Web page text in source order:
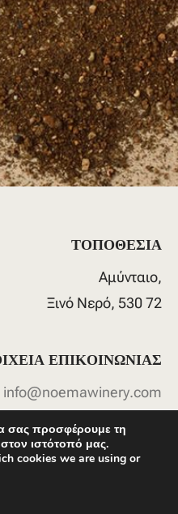
ΤΟΠΟΘΕΣΙΑ
Αμύνταιο,
Ξινό Νερό, 53072
ΕΠΙΚΟΙΝΩΝΙΑΣ
info@noemawinery.com
cco@noemawinery.com
σας προσφέρουμε τη
ιστότοπό μας.
cookies we are using or